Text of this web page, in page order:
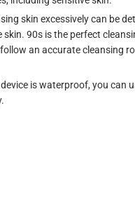
skin excessively can be
90s is the perfect
an accurate cleansing
is waterproof, you can